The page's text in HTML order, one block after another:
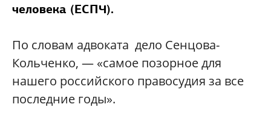
человека (ЕСПЧ).
По словам адвоката дело Сенцова-
Кольченко, — «самое позорное для
нашего российского правосудия за все
последние годы».